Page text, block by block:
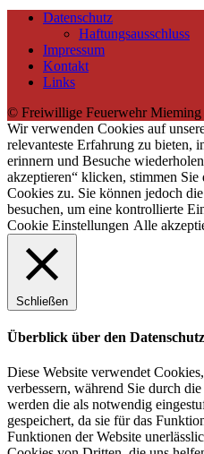
Datenschutz
Haftungsausschluss
Impressum
Kontakt
Links
© Freiwillige Feuerwehr Mieming
Wir verwenden Cookies auf
relevanteste Erfahrung zu bieten,
erinnern und Besuche
akzeptieren“ klicken, stimmen
Cookies zu. Sie können jedoch
besuchen, um eine kontrollierte
Cookie Einstellungen Alle
Schließen
Überblick über den Datenschutz
Diese Website verwendet
verbessern, während Sie durch
werden die als notwendig
gespeichert, da sie für das
Funktionen der Website